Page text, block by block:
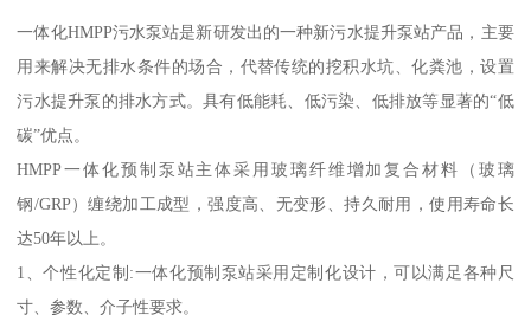
一体化HMPP污水泵站是新研发出的一种新污水提升泵站产品，主要
用来解决无排水条件的场合，代替传统的挖积水坑、化粪池，设置
污水提升泵的排水方式。具有低能耗、低污染、低排放等显著的“低
碳”优点。
HMPP一体化预制泵站主体采用玻璃纤维增加复合材料（玻璃
钢/GRP）缠绕加工成型，强度高、无变形、持久耐用，使用寿命长
达50年以上。
1、个性化定制:一体化预制泵站采用定制化设计，可以满足各种尺
寸、参数、介子性要求。